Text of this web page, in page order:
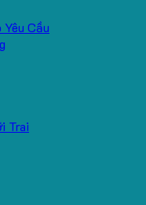
Cầu
Trai